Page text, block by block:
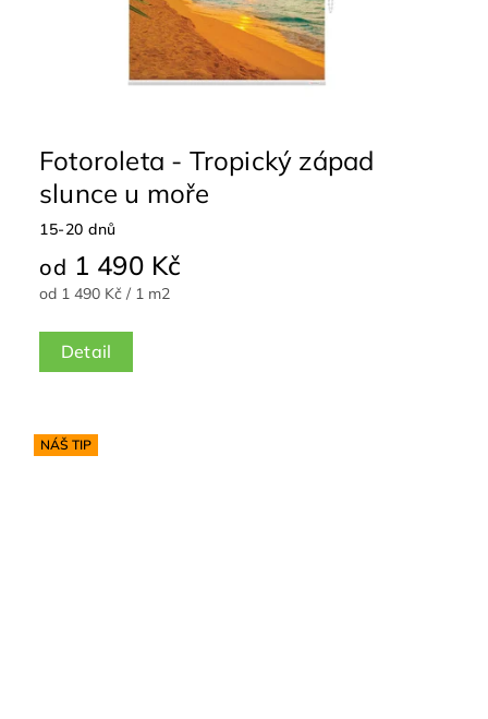
Fotoroleta - Tropický západ
slunce u moře
15-20 dnů
od 1 490 Kč
od 1 490 Kč / 1 m2
Detail
NÁŠ TIP